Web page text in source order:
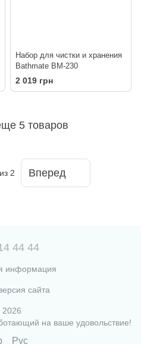
Набор для чистки и хранения
Bathmate BM-230
2 019 грн
5 товаров
из 2 Вперед
44 44
информация
сайта
на ваше удовольствие!
Рус